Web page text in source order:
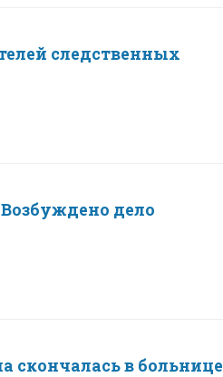
следственных
дело
скончалась в больнице